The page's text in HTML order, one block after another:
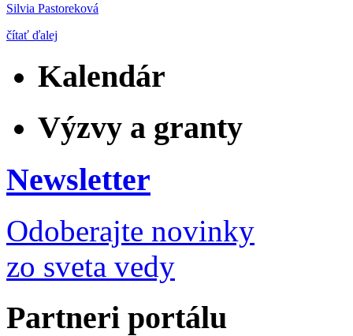
Silvia Pastoreková
čítať ďalej
Kalendár
Výzvy a granty
Newsletter
Odoberajte novinky
zo sveta vedy
Partneri portálu